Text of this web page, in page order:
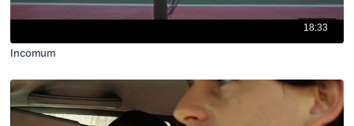
18:33
Incomum